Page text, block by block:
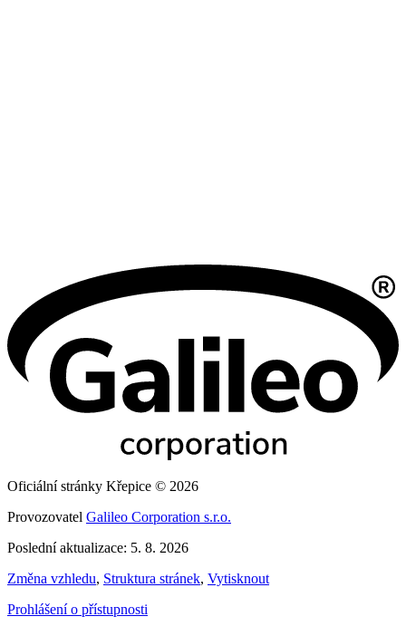
Oficiální stránky Křepice © 2026
Provozovatel Galileo Corporation s.r.o.
Poslední aktualizace: 5. 8. 2026
Změna vzhledu, Struktura stránek, Vytisknout
Prohlášení o přístupnosti